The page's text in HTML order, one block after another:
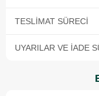
TESLIMAT SÜRECI
UYARILAR VE İADE